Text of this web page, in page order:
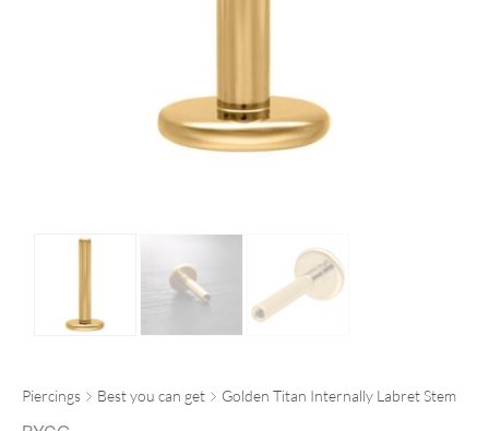
Piercings Best you can get Golden Titan Internally Labret Stem